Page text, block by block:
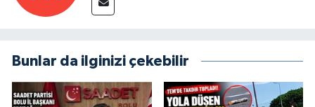
Bunlar da ilginizi çekebilir